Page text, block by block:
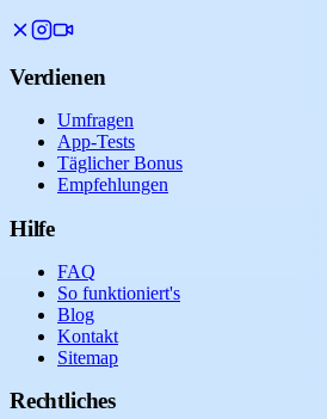
Verdienen
Umfragen
App-Tests
Täglicher Bonus
Empfehlungen
Hilfe
FAQ
So funktioniert's
Blog
Kontakt
Sitemap
Rechtliches